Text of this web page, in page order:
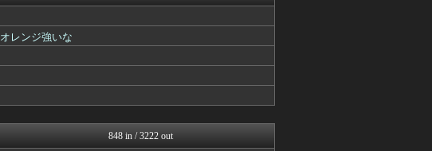
異世界転生まとめ速報
ない...
あぁ^～こころがぴょんぴょ...
ガンダムブログ（情報戦仕様...
に」→...
ｗｗ...
アニチャット
ぐら速 -声優まとめ速報-
レンジ強いな
848 in / 3222 out